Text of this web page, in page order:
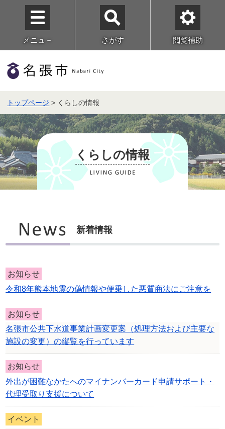
メニュ－ さがす 閲覧補助
トップページ > くらしの情報
くらしの情報
新着情報
お知らせ
令和8年熊本地震の偽情報や便乗した悪質商法にご注意を
お知らせ
名張市公共下水道事業計画変更案（処理方法および主要な
施設の変更）の縦覧を行っています
お知らせ
外出が困難なかたへのマイナンバーカード申請サポート・
代理受取り支援について
イベント